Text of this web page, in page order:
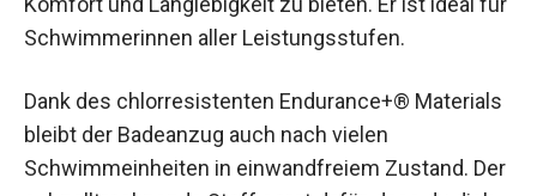
für Schwimmerinnen aller Leistungsstufen.
Materials bleibt der Badeanzug auch nach vielen
Schwimmeinheiten in einwandfreiem Zustand.
Der schnelltrocknende Stoff sorgt dafür, dass du